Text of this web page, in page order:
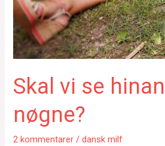
Skal vi se
nøgne?
2 kommentarer /dansk milf